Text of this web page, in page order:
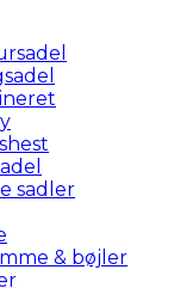
sadler
& bøjler